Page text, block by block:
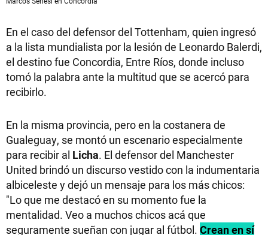
En el caso del defensor del Tottenham, quien ingresó
a la lista mundialista por la lesión de Leonardo Balerdi,
el destino fue Concordia, Entre Ríos, donde incluso
tomó la palabra ante la multitud que se acercó para
recibirlo.
En la misma provincia, pero en la costanera de
Gualeguay, se montó un escenario especialmente
para recibir al Licha. El defensor del Manchester
United brindó un discurso vestido con la indumentaria
albiceleste y dejó un mensaje para los más chicos:
"Lo que me destacó en su momento fue la
mentalidad. Veo a muchos chicos acá que
seguramente sueñan con jugar al fútbol. Crean en sí